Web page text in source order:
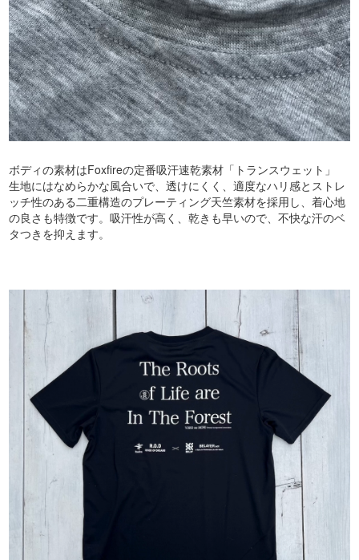
ボディの素材はFoxfireの定番吸汗速乾素材「トランスウェット」
生地にはなめらかな風合いで、透けにくく、適度なハリ感とストレ
ッチ性のある二重構造のプレーティング天竺素材を採用し、着心地
の良さも特徴です。吸汗性が高く、乾きも早いので、不快な汗のベ
タつきを抑えます。